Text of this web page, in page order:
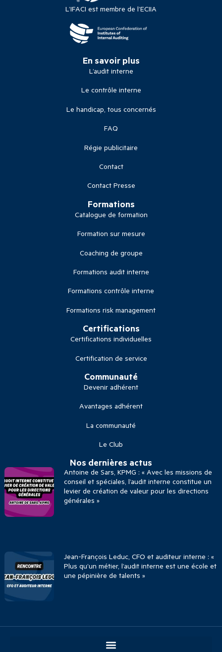
L’IFACI est membre de l’ECIIA
En savoir plus
L’audit interne
Le contrôle interne
Le handicap, tous concernés
FAQ
Régie publicitaire
Contact
Contact Presse
Formations
Catalogue de formation
Formation sur mesure
Coaching de groupe
Formations audit interne
Formations contrôle interne
Formations risk management
Certifications
Certifications individuelles
Certification de service
Communauté
Devenir adhérent
Avantages adhérent
La communauté
Le Club
Nos dernières actus
Antoine de Sars, KPMG : « Avec les missions de
conseil et spéciales, l’audit interne constitue un
levier de création de valeur pour les directions
générales »
Jean-François Leduc, CFO et auditeur interne : «
Plus qu’un métier, l’audit interne est une école et
une pépinière de talents »